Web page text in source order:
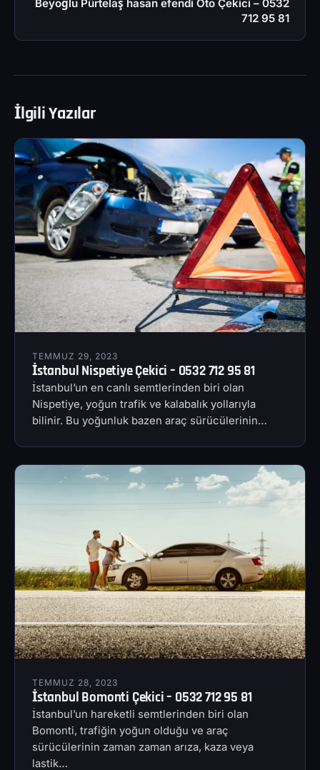
Beyoğlu Pürtelaş hasan efendi Oto Çekici – 0532
712 95 81
İlgili Yazılar
TEMMUZ 29, 2023
İstanbul Nispetiye Çekici – 0532 712 95 81
İstanbul’un en canlı semtlerinden biri olan
Nispetiye, yoğun trafik ve kalabalık yollarıyla
bilinir. Bu yoğunluk bazen araç sürücülerinin…
TEMMUZ 28, 2023
İstanbul Bomonti Çekici – 0532 712 95 81
İstanbul’un hareketli semtlerinden biri olan
Bomonti, trafiğin yoğun olduğu ve araç
sürücülerinin zaman zaman arıza, kaza veya
lastik…